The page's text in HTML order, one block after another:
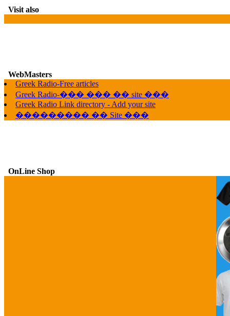
Visit also
WebMasters
Greek Radio-Free articles
Greek Radio-��� ��� �� site ���
Greek Radio Link directory - Add your site
��������� �� Site ���
OnLine Shop